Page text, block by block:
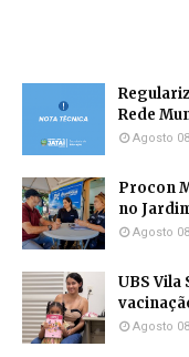
Rede
Agosto
Procon
no
Agosto
UBS Vila
Agosto